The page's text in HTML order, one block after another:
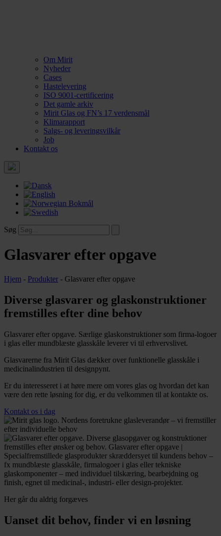
Om Mirit
Nyheder
Cases
Hastelevering
ISO 9001-certificering
Det gamle arkiv
Mirit Glas og FN’s 17 verdensmål
Klimarapport
Salgs- og leveringsvilkår
Job
Kontakt os
Søg
Glasvarer efter opgave
Hjem - Produkter - Glasvarer efter opgave
Diverse glasvarer og glaskonstruktioner
fremstilles efter dine behov
Glasvarer efter opgave. Særlige glaskonstruktioner som firma-logoer
i glas eller mundblæste glasskåle leverer vi til erhvervslivet.
Glasvarerne fra Mirit Glas dækker over funktionelle glasskåle i
medicinalindustrien til designpynt.
Er du interesseret i at høre mere om vores glas og hvordan det kan
være den rette løsning for dig, er du velkommen til at kontakte os.
Kontakt os i dag
Her går du aldrig forgæves
Uanset dit behov, finder vi en løsning